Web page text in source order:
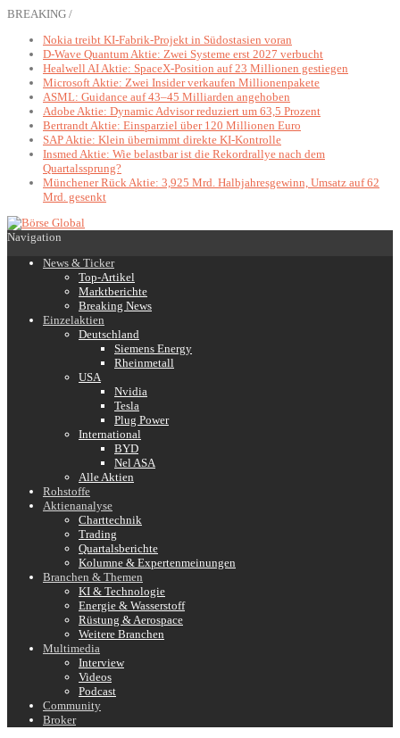
BREAKING /
Nokia treibt KI-Fabrik-Projekt in Südostasien voran
D-Wave Quantum Aktie: Zwei Systeme erst 2027 verbucht
Healwell AI Aktie: SpaceX-Position auf 23 Millionen gestiegen
Microsoft Aktie: Zwei Insider verkaufen Millionenpakete
ASML: Guidance auf 43–45 Milliarden angehoben
Adobe Aktie: Dynamic Advisor reduziert um 63,5 Prozent
Bertrandt Aktie: Einsparziel über 120 Millionen Euro
SAP Aktie: Klein übernimmt direkte KI-Kontrolle
Insmed Aktie: Wie belastbar ist die Rekordrallye nach dem
Quartalssprung?
Münchener Rück Aktie: 3,925 Mrd. Halbjahresgewinn, Umsatz auf 62
Mrd. gesenkt
Navigation
News & Ticker
Top-Artikel
Marktberichte
Breaking News
Einzelaktien
Deutschland
Siemens Energy
Rheinmetall
USA
Nvidia
Tesla
Plug Power
International
BYD
Nel ASA
Alle Aktien
Rohstoffe
Aktienanalyse
Charttechnik
Trading
Quartalsberichte
Kolumne & Expertenmeinungen
Branchen & Themen
KI & Technologie
Energie & Wasserstoff
Rüstung & Aerospace
Weitere Branchen
Multimedia
Interview
Videos
Podcast
Community
Broker